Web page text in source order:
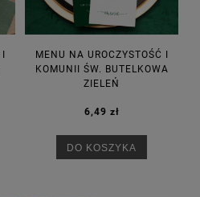
I
MENU NA UROCZYSTOŚĆ I
KOMUNII ŚW. BUTELKOWA
ZIELEŃ
6,49 zł
DO KOSZYKA